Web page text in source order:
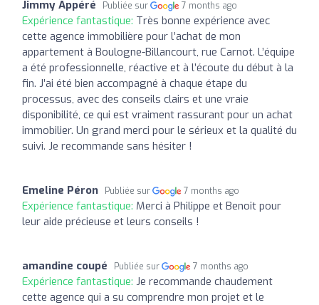
Jimmy Appéré Publiée sur 7 months ago
Expérience fantastique: Très bonne expérience avec
cette agence immobilière pour l’achat de mon
appartement à Boulogne-Billancourt, rue Carnot. L’équipe
a été professionnelle, réactive et à l’écoute du début à la
fin. J’ai été bien accompagné à chaque étape du
processus, avec des conseils clairs et une vraie
disponibilité, ce qui est vraiment rassurant pour un achat
immobilier. Un grand merci pour le sérieux et la qualité du
suivi. Je recommande sans hésiter !
Emeline Péron Publiée sur 7 months ago
Expérience fantastique: Merci à Philippe et Benoit pour
leur aide précieuse et leurs conseils !
amandine coupé Publiée sur 7 months ago
Expérience fantastique: Je recommande chaudement
cette agence qui a su comprendre mon projet et le